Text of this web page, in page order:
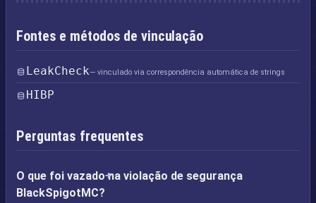
Fontes e métodos de vinculação
LeakCheck— vinculado via correspondência automática de strings
HIBP
Perguntas frequentes
O que foi vazado na violação de segurança
BlackSpigotMC?